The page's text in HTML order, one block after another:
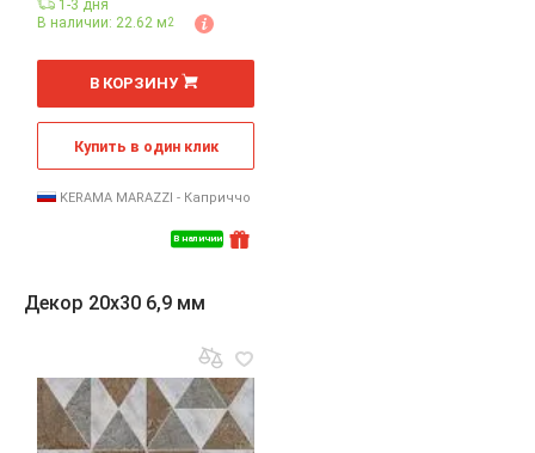
В наличии
1-3 дня
В наличии: 22.62 м2
м
В КОРЗИНУ
Купить в один клик
KERAMA MARAZZI - Каприччо
Декор 20x30 6,9 мм